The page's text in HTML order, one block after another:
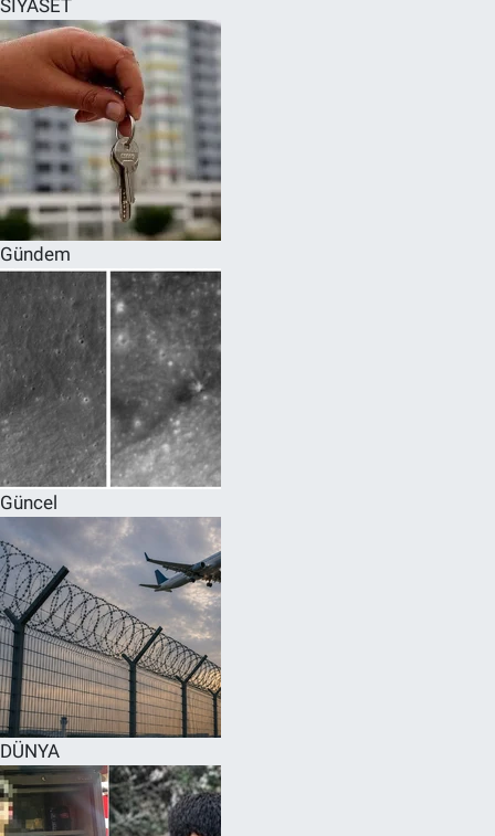
SİYASET
Gündem
Güncel
DÜNYA
SPOR
RESMİ İLANLAR